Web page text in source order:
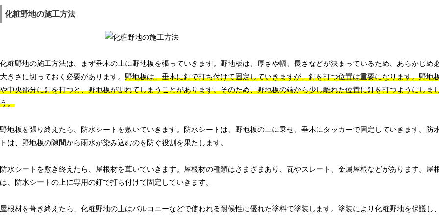
化粧野地の施工方法
化粧野地の施工方法は、まず垂木の上に野地板を張っていきます。野地板は、厚さや幅、長さなどが決まっているため、あらかじめ
大きさに切っておく必要があります。 野地板は、垂木に釘で打ち付けて固定していきますが、釘を打つ位置は重要になります。野地
や中央部分に釘を打つと、野地板が割れてしまうことがあります。そのため、野地板の端から少し離れた位置に釘を打つようにしま
う。
野地板を張り終えたら、防水シートを敷いていきます。防水シートは、野地板の上に乗せ、垂木にタッカーで固定していきます。防
トは、野地板の隙間から雨水が染み込むのを防ぐ役割を果たします。
防水シートを敷き終えたら、屋根材を葺いていきます。屋根材の種類はさまざまあり、瓦やスレート、金属屋根などがあります。屋
は、防水シートの上に専用の釘で打ち付けて固定していきます。
屋根材を葺き終えたら、化粧野地の上はバルコニーなどで使われる耐候性に優れた塗料で塗装します。塗装により化粧野地を保護し